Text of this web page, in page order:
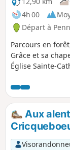
vous pourrez les
Randonnée
de Honfleur
honfleur.fr/
4h 00
Départ à
Parcours en
Grâce et sa
Église Sainte-
et retour dans le
rhododendrons.
Aux